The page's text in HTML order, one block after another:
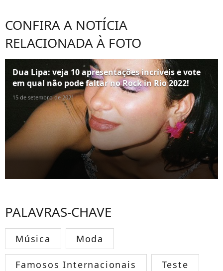
CONFIRA A NOTÍCIA
RELACIONADA À FOTO
Dua Lipa: veja 10 apresentações incríveis e vote
em qual não pode faltar no Rock in Rio 2022!
15 de setembro de 2021
PALAVRAS-CHAVE
Música Moda
Famosos Internacionais Teste